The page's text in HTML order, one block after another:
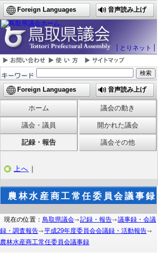
Foreign Languages 音声読み上げ
とりネット
Foreign Languages 音声読み上げ
ホーム 議会の動き
議会・議員 開かれた議会
記録・報告 議会その他
上へ ｜
農林水産商工常任委員会議事録
現在の位置： 鳥取県議会 記録・報告
議事録・会議
録・調査報告
平成29年度委員会会議録・活動報告
農林水産商工常任委員会議事録